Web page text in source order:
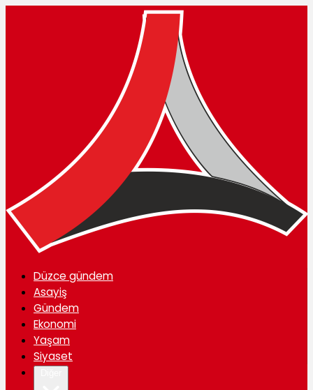
Düzce gündem
Asayiş
Gündem
Ekonomi
Yaşam
Siyaset